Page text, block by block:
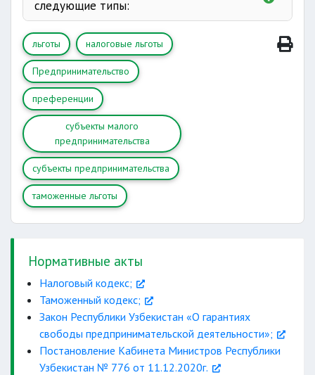
следующие типы:
льготы налоговые льготы
Предпринимательство
преференции
субъекты малого
предпринимательства
субъекты предпринимательства
таможенные льготы
Нормативные акты
Налоговый кодекс;
Таможенный кодекс;
Закон Республики Узбекистан «О гарантиях
свободы предпринимательской деятельности»;
Постановление Кабинета Министров Республики
Узбекистан № 776 от 11.12.2020г.